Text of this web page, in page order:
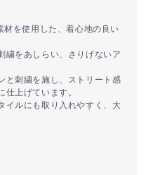
を使用した、着心地の良い
繍をあしらい、さりげないア
と刺繍を施し、ストリート感
上げています。
イルにも取り入れやすく、大